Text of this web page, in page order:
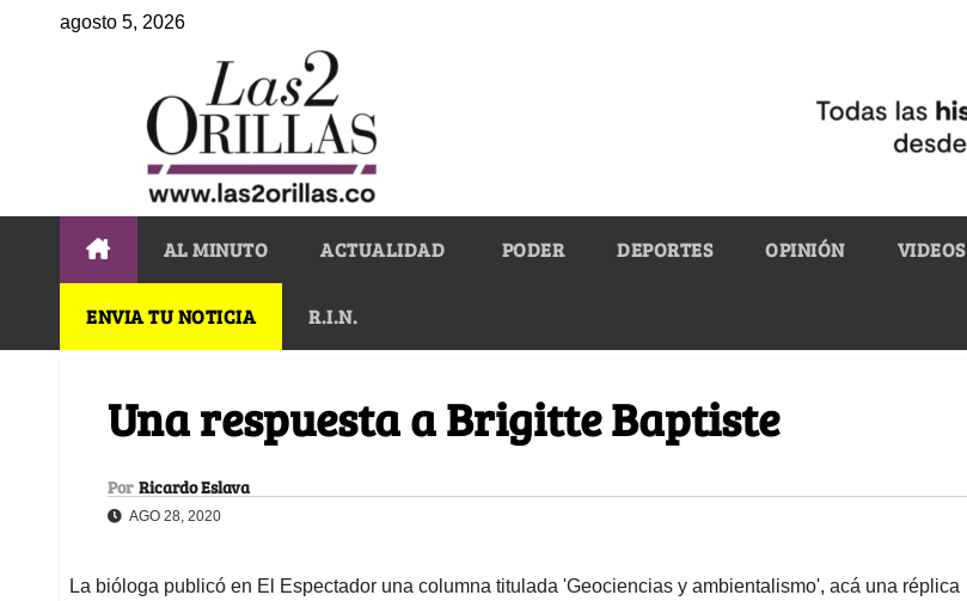
agosto 5, 2026
AL MINUTO ACTUALIDAD PODER DEPORTES OPINIÓN VIDEOS
ENVIA TU NOTICIA R.I.N.
Una respuesta a Brigitte Baptiste
Por Ricardo Eslava
AGO 28, 2020
La bióloga publicó en El Espectador una columna titulada 'Geociencias y ambientalismo', acá una réplica